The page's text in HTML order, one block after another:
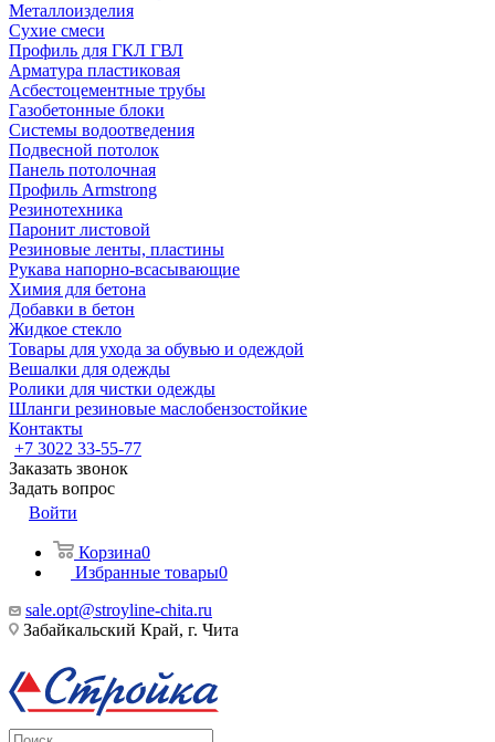
Металлоизделия
Сухие смеси
Профиль для ГКЛ ГВЛ
Арматура пластиковая
Асбестоцементные трубы
Газобетонные блоки
Системы водоотведения
Подвесной потолок
Панель потолочная
Профиль Armstrong
Резинотехника
Паронит листовой
Резиновые ленты, пластины
Рукава напорно-всасывающие
Химия для бетона
Добавки в бетон
Жидкое стекло
Товары для ухода за обувью и одеждой
Вешалки для одежды
Ролики для чистки одежды
Шланги резиновые маслобензостойкие
Контакты
+7 3022 33-55-77
Заказать звонок
Задать вопрос
Войти
Корзина0
Избранные товары0
sale.opt@stroyline-chita.ru
Забайкальский Край, г. Чита